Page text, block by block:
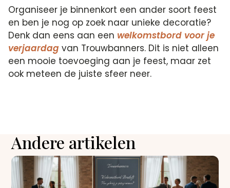
Organiseer je binnenkort een ander soort feest
en ben je nog op zoek naar unieke decoratie?
Denk dan eens aan een welkomstbord voor je
verjaardag van Trouwbanners. Dit is niet alleen
een mooie toevoeging aan je feest, maar zet
ook meteen de juiste sfeer neer.
Andere artikelen